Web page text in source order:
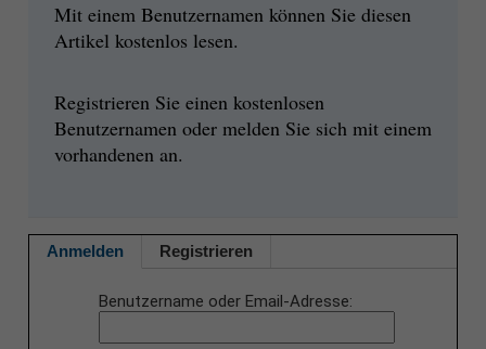
Mit einem Benutzernamen können Sie diesen
Artikel kostenlos lesen.
Registrieren Sie einen kostenlosen
Benutzernamen oder melden Sie sich mit einem
vorhandenen an.
Anmelden Registrieren
Benutzername oder Email-Adresse